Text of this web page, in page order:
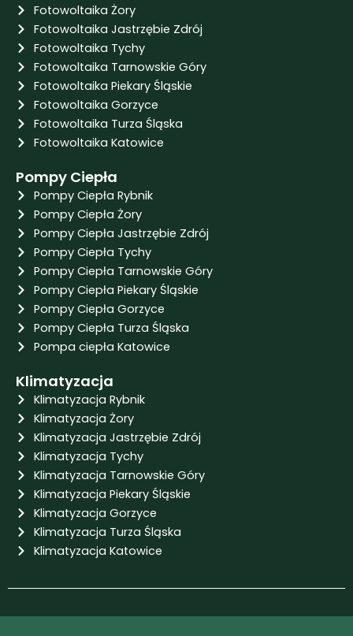
Fotowoltaika Żory
Fotowoltaika Jastrzębie Zdrój
Fotowoltaika Tychy
Fotowoltaika Tarnowskie Góry
Fotowoltaika Piekary Śląskie
Fotowoltaika Gorzyce
Fotowoltaika Turza Śląska
Fotowoltaika Katowice
Pompy Ciepła
Pompy Ciepła Rybnik
Pompy Ciepła Żory
Pompy Ciepła Jastrzębie Zdrój
Pompy Ciepła Tychy
Pompy Ciepła Tarnowskie Góry
Pompy Ciepła Piekary Śląskie
Pompy Ciepła Gorzyce
Pompy Ciepła Turza Śląska
Pompa ciepła Katowice
Klimatyzacja
Klimatyzacja Rybnik
Klimatyzacja Żory
Klimatyzacja Jastrzębie Zdrój
Klimatyzacja Tychy
Klimatyzacja Tarnowskie Góry
Klimatyzacja Piekary Śląskie
Klimatyzacja Gorzyce
Klimatyzacja Turza Śląska
Klimatyzacja Katowice